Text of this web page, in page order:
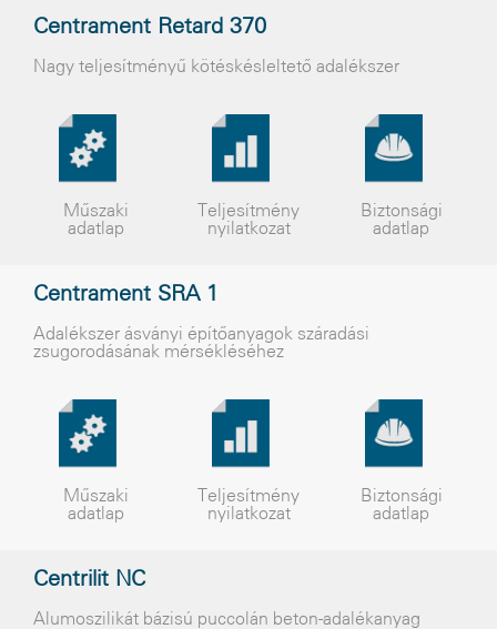
Centrament Retard 370
Nagy teljesítményû kötéskésleltetõ adalékszer
Műszaki
adatlap
Teljesítmény
nyilatkozat
Biztonsági
adatlap
Centrament SRA 1
Adalékszer ásványi építőanyagok száradási
zsugorodásának mérsékléséhez
Műszaki
adatlap
Teljesítmény
nyilatkozat
Biztonsági
adatlap
Centrilit NC
Alumoszilikát bázisú puccolán beton-adalékanyag